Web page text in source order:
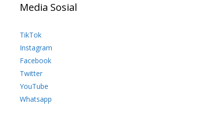
Media Sosial
TikTok
Instagram
Facebook
Twitter
YouTube
Whatsapp